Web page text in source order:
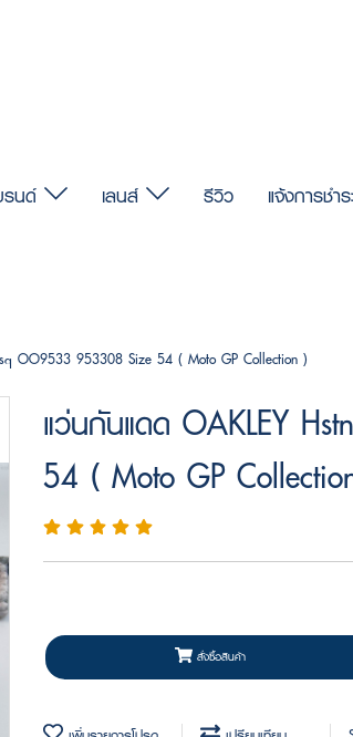
รนด์ เลนส์ รีวิว แจ้งการชำร
OO9533 953308 Size 54 ( Moto GP Collection )
แว่นกันแดด OAKLEY
54 ( Moto GP
สั่งซื้อสินค้า